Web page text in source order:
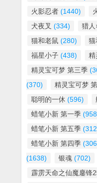
火影忍者 (1440)
犬夜叉 (334) 猎人
猫和老鼠 (280) 猫
福星小子 (438) 精
精灵宝可梦 第三季
(370)
精灵宝可梦
聪明的一休 (596)
蜡笔小新 第一季
蜡笔小新 第五季
蜡笔小新 第四季
(1638)
银魂 (702)
霹雳天命之仙魔鏖锋